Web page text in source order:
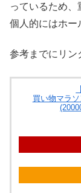
っているため
個人的にはホー
参考までにリン
買い物マラ